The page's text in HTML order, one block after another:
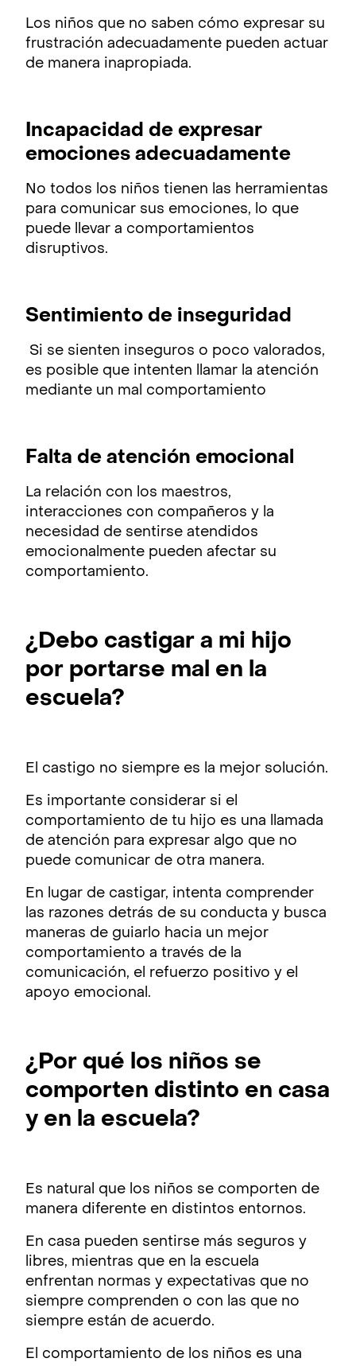
Los niños que no saben cómo expresar su
frustración adecuadamente pueden actuar
de manera inapropiada.
Incapacidad de expresar
emociones adecuadamente
No todos los niños tienen las herramientas
para comunicar sus emociones, lo que
puede llevar a comportamientos
disruptivos.
Sentimiento de inseguridad
Si se sienten inseguros o poco valorados,
es posible que intenten llamar la atención
mediante un mal comportamiento
Falta de atención emocional
La relación con los maestros,
interacciones con compañeros y la
necesidad de sentirse atendidos
emocionalmente pueden afectar su
comportamiento.
¿Debo castigar a mi hijo
por portarse mal en la
escuela?
El castigo no siempre es la mejor solución.
Es importante considerar si el
comportamiento de tu hijo es una llamada
de atención para expresar algo que no
puede comunicar de otra manera.
En lugar de castigar, intenta comprender
las razones detrás de su conducta y busca
maneras de guiarlo hacia un mejor
comportamiento a través de la
comunicación, el refuerzo positivo y el
apoyo emocional.
¿Por qué los niños se
comporten distinto en casa
y en la escuela?
Es natural que los niños se comporten de
manera diferente en distintos entornos.
En casa pueden sentirse más seguros y
libres, mientras que en la escuela
enfrentan normas y expectativas que no
siempre comprenden o con las que no
siempre están de acuerdo.
El comportamiento de los niños es una